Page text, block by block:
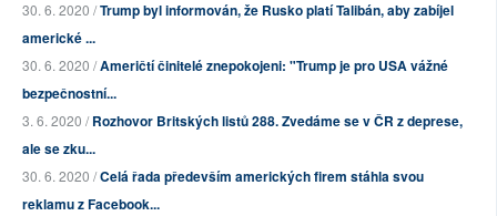
30. 6. 2020 /Trump byl informován, že Rusko platí Talibán, aby zabíjel
americké ...
30. 6. 2020 /Američtí činitelé znepokojeni: "Trump je pro USA vážné
bezpečnostní...
3. 6. 2020 /Rozhovor Britských listů 288. Zvedáme se v ČR z deprese,
ale se zku...
30. 6. 2020 /Celá řada především amerických firem stáhla svou
reklamu z Facebook...